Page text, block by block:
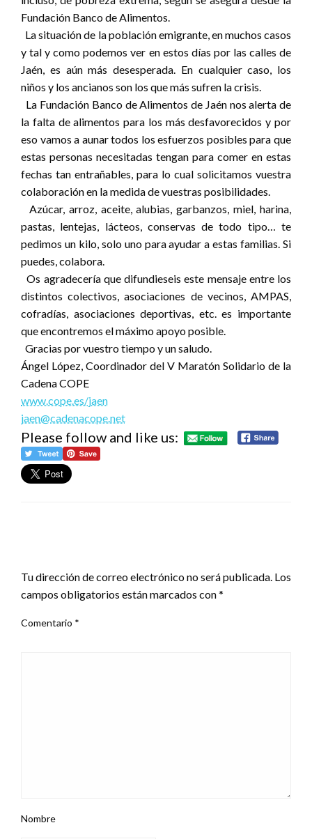
Fundación Banco de Alimentos.
La situación de la población emigrante, en muchos casos
y tal y como podemos ver en estos días por las calles de
Jaén, es aún más desesperada. En cualquier caso, los
niños y los ancianos son los que más sufren la crisis.
La Fundación Banco de Alimentos de Jaén nos alerta de
la falta de alimentos para los más desfavorecidos y por
eso vamos a aunar todos los esfuerzos posibles para que
estas personas necesitadas tengan para comer en estas
fechas tan entrañables, para lo cual solicitamos vuestra
colaboración en la medida de vuestras posibilidades.
Azúcar, arroz, aceite, alubias, garbanzos, miel, harina,
pastas, lentejas, lácteos, conservas de todo tipo… te
pedimos un kilo, solo uno para ayudar a estas familias. Si
puedes, colabora.
Os agradecería que difundieseis este mensaje entre los
distintos colectivos, asociaciones de vecinos, AMPAS,
cofradías, asociaciones deportivas, etc. es importante
que encontremos el máximo apoyo posible.
Gracias por vuestro tiempo y un saludo.
Ángel López, Coordinador del V Maratón Solidario de la
Cadena COPE
www.cope.es/jaen
jaen@cadenacope.net
Please follow and like us:
Tu dirección de correo electrónico no será publicada. Los
campos obligatorios están marcados con*
Comentario *
Nombre